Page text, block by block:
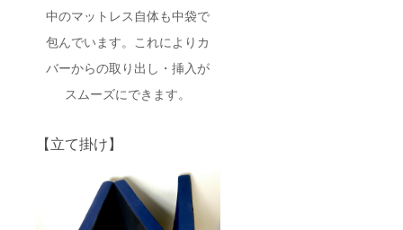
中のマットレス自体も中袋で
包んでいます。これによりカ
バーからの取り出し・挿入が
スムーズにできます。
【立て掛け】